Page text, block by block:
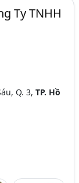
Ty TNHH
Q. 3,TP. Hồ